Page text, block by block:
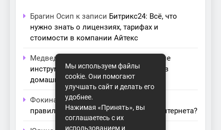
Брагин Осип к записи Битрикс24: Всё, что
нужно знать о лицензиях, тарифах и
стоимости в компании Айтекс
Медведева Амалия
Основные
инструменты для создания серверов в
домашних условиях
Фокина Невак записи
правильный модем для домашнего интернета?
Мы используем файлы
cookie. Они помогают
улучшать сайт и делать его
удобнее.
Нажимая «Принять», вы
соглашаетесь с их
использованием и